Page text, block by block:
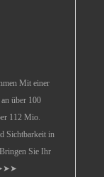
Mit einer
über 100
112 Mio.
Sichtbarkeit in
Sie Ihr
➤➤➤